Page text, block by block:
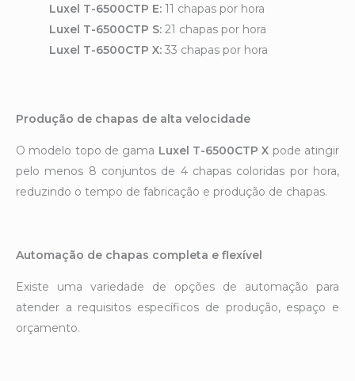
Luxel T-6500CTP E: 11 chapas por hora
Luxel T-6500CTP S: 21 chapas por hora
Luxel T-6500CTP X: 33 chapas por hora
Produção de chapas de alta velocidade
O modelo topo de gama Luxel T-6500CTP X pode atingir
pelo menos 8 conjuntos de 4 chapas coloridas por hora,
reduzindo o tempo de fabricação e produção de chapas.
Automação de chapas completa e flexível
Existe uma variedade de opções de automação para
atender a requisitos específicos de produção, espaço e
orçamento.